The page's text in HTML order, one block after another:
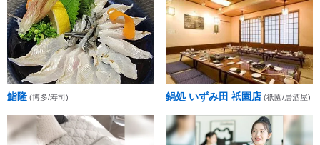
鮨隆 (博多/寿司) 鍋処 いずみ田 祇園店 (祇園/居酒屋)